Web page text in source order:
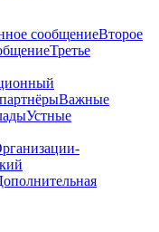
сообщениеВторое
Третье
Важные
Устные